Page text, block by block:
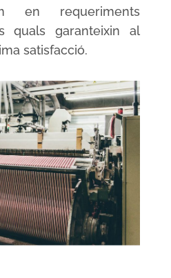
en requeriments
quals garanteixin al
satisfacció.